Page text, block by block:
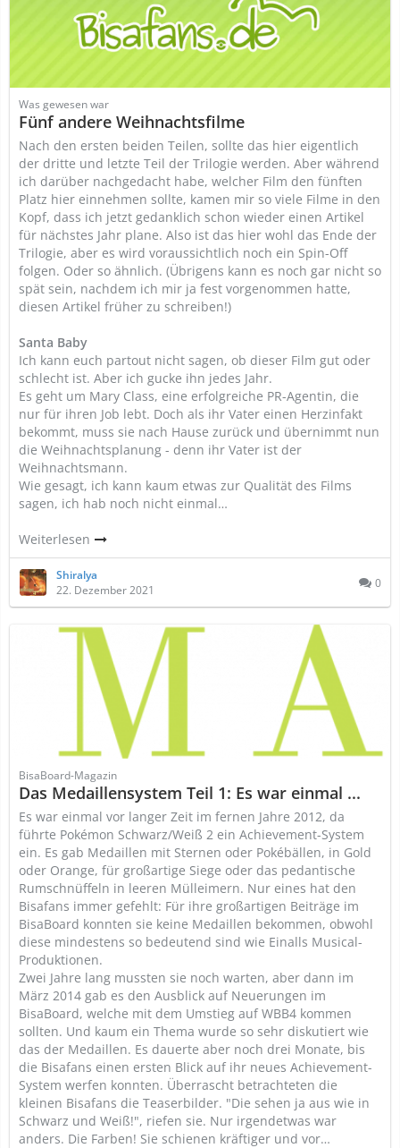
Was gewesen war
Fünf andere Weihnachtsfilme
Nach den ersten beiden Teilen, sollte das hier eigentlich
der dritte und letzte Teil der Trilogie werden. Aber während
ich darüber nachgedacht habe, welcher Film den fünften
Platz hier einnehmen sollte, kamen mir so viele Filme in den
Kopf, dass ich jetzt gedanklich schon wieder einen Artikel
für nächstes Jahr plane. Also ist das hier wohl das Ende der
Trilogie, aber es wird voraussichtlich noch ein Spin-Off
folgen. Oder so ähnlich. (Übrigens kann es noch gar nicht so
spät sein, nachdem ich mir ja fest vorgenommen hatte,
diesen Artikel früher zu schreiben!)
Santa Baby
Ich kann euch partout nicht sagen, ob dieser Film gut oder
schlecht ist. Aber ich gucke ihn jedes Jahr.
Es geht um Mary Class, eine erfolgreiche PR-Agentin, die
nur für ihren Job lebt. Doch als ihr Vater einen Herzinfakt
bekommt, muss sie nach Hause zurück und übernimmt nun
die Weihnachtsplanung - denn ihr Vater ist der
Weihnachtsmann.
Wie gesagt, ich kann kaum etwas zur Qualität des Films
sagen, ich hab noch nicht einmal…
Weiterlesen
Shiralya
22. Dezember 2021
0
BisaBoard-Magazin
Das Medaillensystem Teil 1: Es war einmal ...
Es war einmal vor langer Zeit im fernen Jahre 2012, da
führte Pokémon Schwarz/Weiß 2 ein Achievement-System
ein. Es gab Medaillen mit Sternen oder Pokébällen, in Gold
oder Orange, für großartige Siege oder das pedantische
Rumschnüffeln in leeren Mülleimern. Nur eines hat den
Bisafans immer gefehlt: Für ihre großartigen Beiträge im
BisaBoard konnten sie keine Medaillen bekommen, obwohl
diese mindestens so bedeutend sind wie Einalls Musical-
Produktionen.
Zwei Jahre lang mussten sie noch warten, aber dann im
März 2014 gab es den Ausblick auf Neuerungen im
BisaBoard, welche mit dem Umstieg auf WBB4 kommen
sollten. Und kaum ein Thema wurde so sehr diskutiert wie
das der Medaillen. Es dauerte aber noch drei Monate, bis
die Bisafans einen ersten Blick auf ihr neues Achievement-
System werfen konnten. Überrascht betrachteten die
kleinen Bisafans die Teaserbilder. "Die sehen ja aus wie in
Schwarz und Weiß!", riefen sie. Nur irgendetwas war
anders. Die Farben! Sie schienen kräftiger und vor…